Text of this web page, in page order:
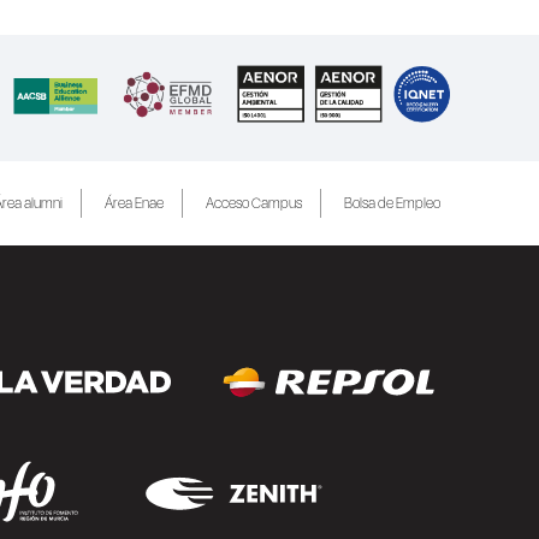
alumni Área Enae Acceso Campus Bolsa de Empleo